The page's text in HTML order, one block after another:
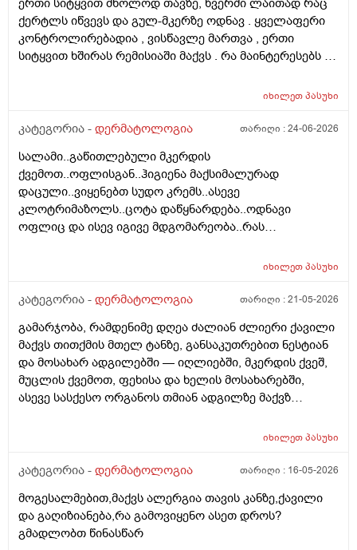
გამართლებილი სკალპის ფსორიაზის დროს ? არ
მინდა რომ ამ პროცედურებმა კიდევ უფრო
გამიღიანოს . თუ გააგრძელებს იმავე ფორმით
არსებობას თანახმა ვარ ერთი სიტყით . მოკლედ
ფსორიაზის დროს და არის თუ არა პრაქტიკაში ვინც
გაღიზიანებულა კიდე უფრო . მადლონა წინასწარ !
ერთი სიტყვით მხოლოდ თავზე, წვერში ლაითად რაც
ქერტლს იწვევს და გულ-მკერზე ოდნავ . ყველაფერი
კონტროლირებადია , ვისწავლე მართვა , ერთი
სიტყვით ხშირას რემისიაში მაქვს . რა მაინტერესებს -
კისერი , ყელი , მუცელი , საჯდომი , ხელი , ფეხი და ა.შ
და ყელზე და დაახლოებით 2 წელია გავწყვიტე ,
ვარ . ვიღაცამ მითხრა შესაძლოა ეპილაციამ
გააღიაზიანოს და მანდაც გამოვიდესო , შიშმა ამიტანა
. სხვადასხვა ვერსია მესმის , ზოგი ამბობს არანაირი
ახალი კერების გაჩენა , ზოგიც კი პირიქით . იქნებ
თქვენ მითხრათ ღირს გაგრძელება ? რისკი
იხილეთპასუხი
კატეგორია - დერმატოლოგია თარიღი :24-06-2026
სალამი..გაწითლებული მკერდის
ქვემოთ..ოფლისგან..ჰიგიენა მაქსიმალურად
დაცული..ვიყენებთ სუდო კრემს..ასევე
კლოტრიმაზოლს..ცოტა დაწყნარდება..ოდნავი
ოფლიც და ისევ იგივე მდგომარეობა..რას
იხილეთპასუხი
კატეგორია - დერმატოლოგია თარიღი :21-05-2026
გამარჯობა, რამდენიმე დღეა ძალიან ძლიერი ქავილი
მაქვს თითქმის მთელ ტანზე, განსაკუთრებით ნესტიან
და მოსახარ ადგილებში — იღლიებში, მკერდის ქვეშ,
მუცლის ქვემოთ, ფეხისა და ხელის მოსახარებში,
ასევე სასქესო ორგანოს თმიან ადგილზე მაქვზ
გაღიზიანება თავზე და ყურებში. ქავილი ზოგჯერ
მაინტერესებს, რისი ბრალი შეიძლება იყოს და რას
მაინც ბრუნდება დროდადრო
იხილეთპასუხი
კატეგორია - დერმატოლოგია თარიღი : 16-05-2026
მოგესალმებით,მაქვს ალერგია თავის კანზე,ქავილი
და გაღიზიანება,რა გამოვიყენო ასეთ დროს?
გმადლობთ წინასწარ